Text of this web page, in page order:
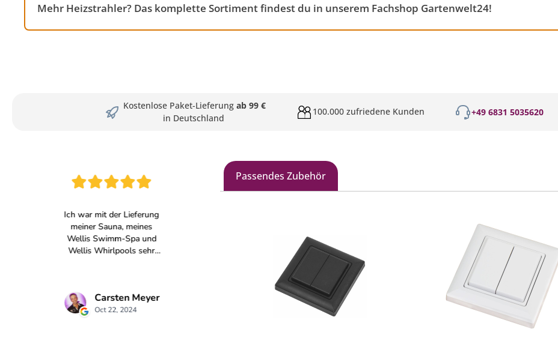
Mehr Heizstrahler? Das komplette Sortiment findest du in unserem Fachshop Gartenwelt24!
Kostenlose Paket-Lieferung ab 99 €
in Deutschland
100.000 zufriedene Kunden +49 6831 5035620
Passendes Zubehör